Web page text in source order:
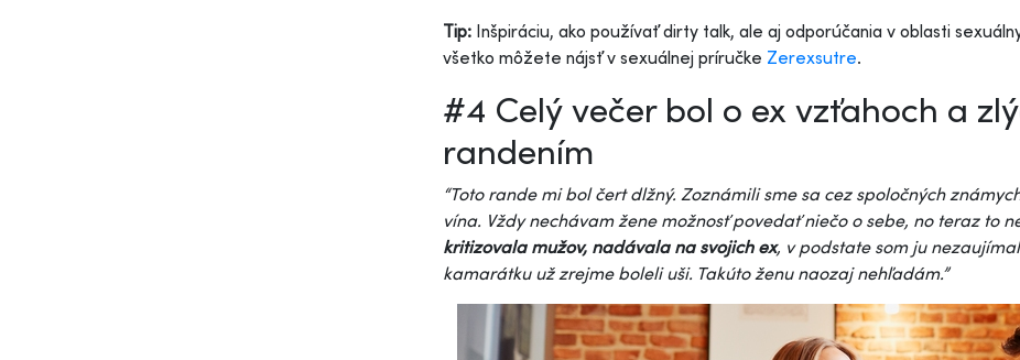
Tip: Inšpiráciu, ako používať dirty talk, ale aj odporúčania v oblasti
všetko môžete nájsť v sexuálnej príručke Zerexsutre.
#4 Celý večer bol o ex vzťahoch a
randením
“Toto rande mi bol čert dlžný. Zoznámili sme sa cez spoločných
vína. Vždy nechávam žene možnosť povedať niečo o sebe, no teraz to
kritizovala mužov, nadávala na svojich ex, v podstate som ju
kamarátku už zrejme boleli uši. Takúto ženu naozaj nehľadám.”